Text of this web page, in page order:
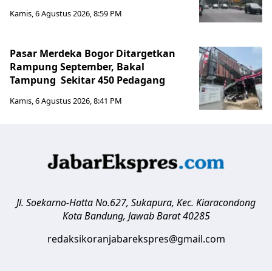
Kamis, 6 Agustus 2026, 8:59 PM
Pasar Merdeka Bogor Ditargetkan
Rampung September, Bakal
Tampung Sekitar 450 Pedagang
Kamis, 6 Agustus 2026, 8:41 PM
Jl. Soekarno-Hatta No.627, Sukapura, Kec. Kiaracondong
Kota Bandung, Jawab Barat 40285
redaksikoranjabarekspres@gmail.com